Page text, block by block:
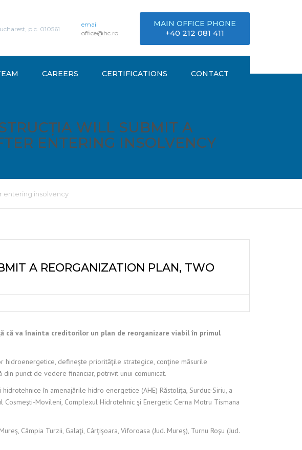
p.c. 010561
email
office@hc.ro
MAIN OFFICE PHONE
+40 212 081 411
CAREERS CERTIFICATIONS CONTACT
WILL SUBMIT A
ENTERING INSOLVENCY
entering insolvency
A REORGANIZATION PLAN, TWO
că va înainta creditorilor un plan de reorganizare viabil în primul
hidroenergetice, defineşte priorităţile strategice, conţine măsurile
punct de vedere financiar, potrivit unui comunicat.
în amenajările hidro energetice (AHE) Răstoliţa, Surduc-Siriu, a
Movileni, Complexul Hidrotehnic şi Energetic Cerna Motru Tismana
Câmpia Turzii, Galaţi, Cârţişoara, Viforoasa (Jud. Mureş), Turnu Roşu (Jud.